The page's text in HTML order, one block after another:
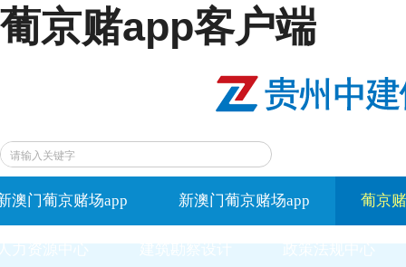
葡京赌app客户端
澳门葡京赌场app 新澳门葡京赌场app 葡京
力资源中心 建筑勘察设计 政策法规中心